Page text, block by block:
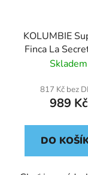
KOLUMBIE
Finca La
Skladem
817 Kč bez
989 Kč
DO